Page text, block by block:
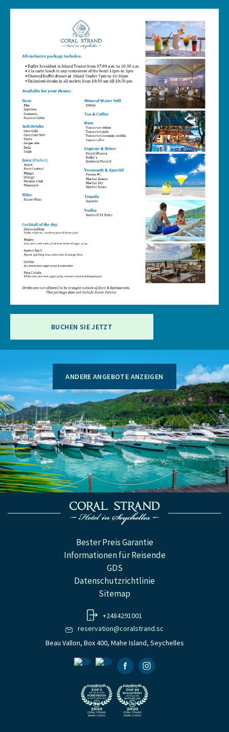
BUCHEN SIE JETZT
ANDERE ANGEBOTE ANZEIGEN
Bester Preis Garantie
Informationen für Reisende
GDS
Datenschutzrichtlinie
Sitemap
+2484291001
reservation@coralstrand.sc
Beau Vallon, Box 400, Mahe Island, Seychelles
FacebookInstagramm